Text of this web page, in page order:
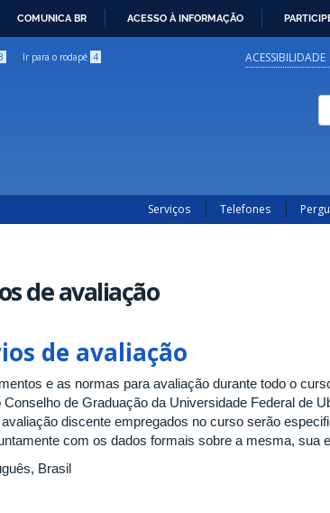
COMUNICA BR ACESSO À INFORMAÇÃO
Ir para o rodapé 4 ACESSIBILIDADE
Serviços Telefones
de avaliação
de avaliação
e as normas para avaliação durante todo o
Conselho de Graduação da Universidade Federal de
discente empregados no curso serão
com os dados formais sobre a mesma, sua
Brasil